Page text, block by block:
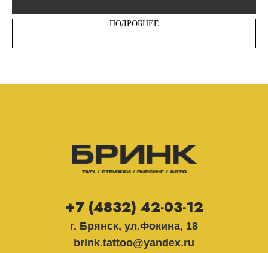
ПОДРОБНЕЕ
г. Брянск, ул.Фокина, 18
brink.tattoo@yandex.ru
+7 (4832) 42-03-12